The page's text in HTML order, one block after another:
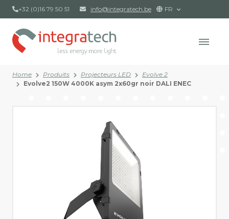
+32 (0)16 79 50 51 info@integratech.be FR
Home Produits Projecteurs LED
Evolve 2
Evolve2 150W 4000K asym 2x60gr noir DALI ENEC